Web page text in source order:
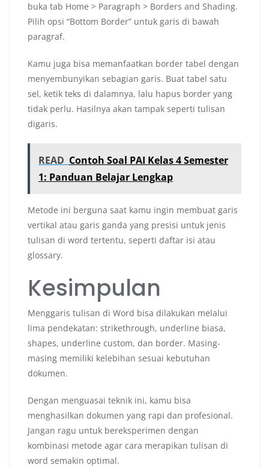
buka tab Home > Paragraph > Borders and Shading.
Pilih opsi “Bottom Border” untuk garis di bawah
paragraf.
Kamu juga bisa memanfaatkan border tabel dengan
menyembunyikan sebagian garis. Buat tabel satu
sel, ketik teks di dalamnya, lalu hapus border yang
tidak perlu. Hasilnya akan tampak seperti tulisan
digaris.
READ Contoh Soal PAI Kelas 4 Semester
1: Panduan Belajar Lengkap
Metode ini berguna saat kamu ingin membuat garis
vertikal atau garis ganda yang presisi untuk jenis
tulisan di word tertentu, seperti daftar isi atau
glossary.
Kesimpulan
Menggaris tulisan di Word bisa dilakukan melalui
lima pendekatan: strikethrough, underline biasa,
shapes, underline custom, dan border. Masing-
masing memiliki kelebihan sesuai kebutuhan
dokumen.
Dengan menguasai teknik ini, kamu bisa
menghasilkan dokumen yang rapi dan profesional.
Jangan ragu untuk bereksperimen dengan
kombinasi metode agar cara merapikan tulisan di
word semakin optimal.